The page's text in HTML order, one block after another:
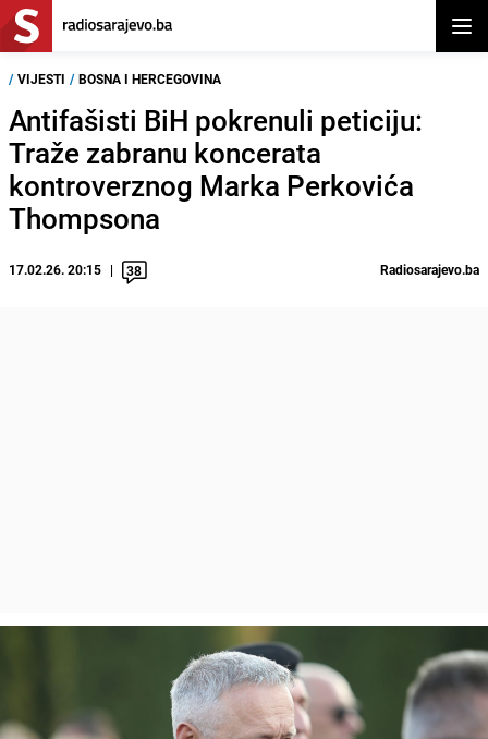
/ VIJESTI / BOSNA I HERCEGOVINA
Antifašisti BiH pokrenuli peticiju:
Traže zabranu koncerata
kontroverznog Marka Perkovića
Thompsona
17.02.26. 20:15 38 Radiosarajevo.ba